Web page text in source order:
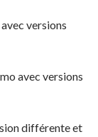
versions
avec versions
différente et